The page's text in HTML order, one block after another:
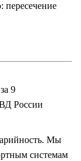
пересечение
9
России
Мы
системам